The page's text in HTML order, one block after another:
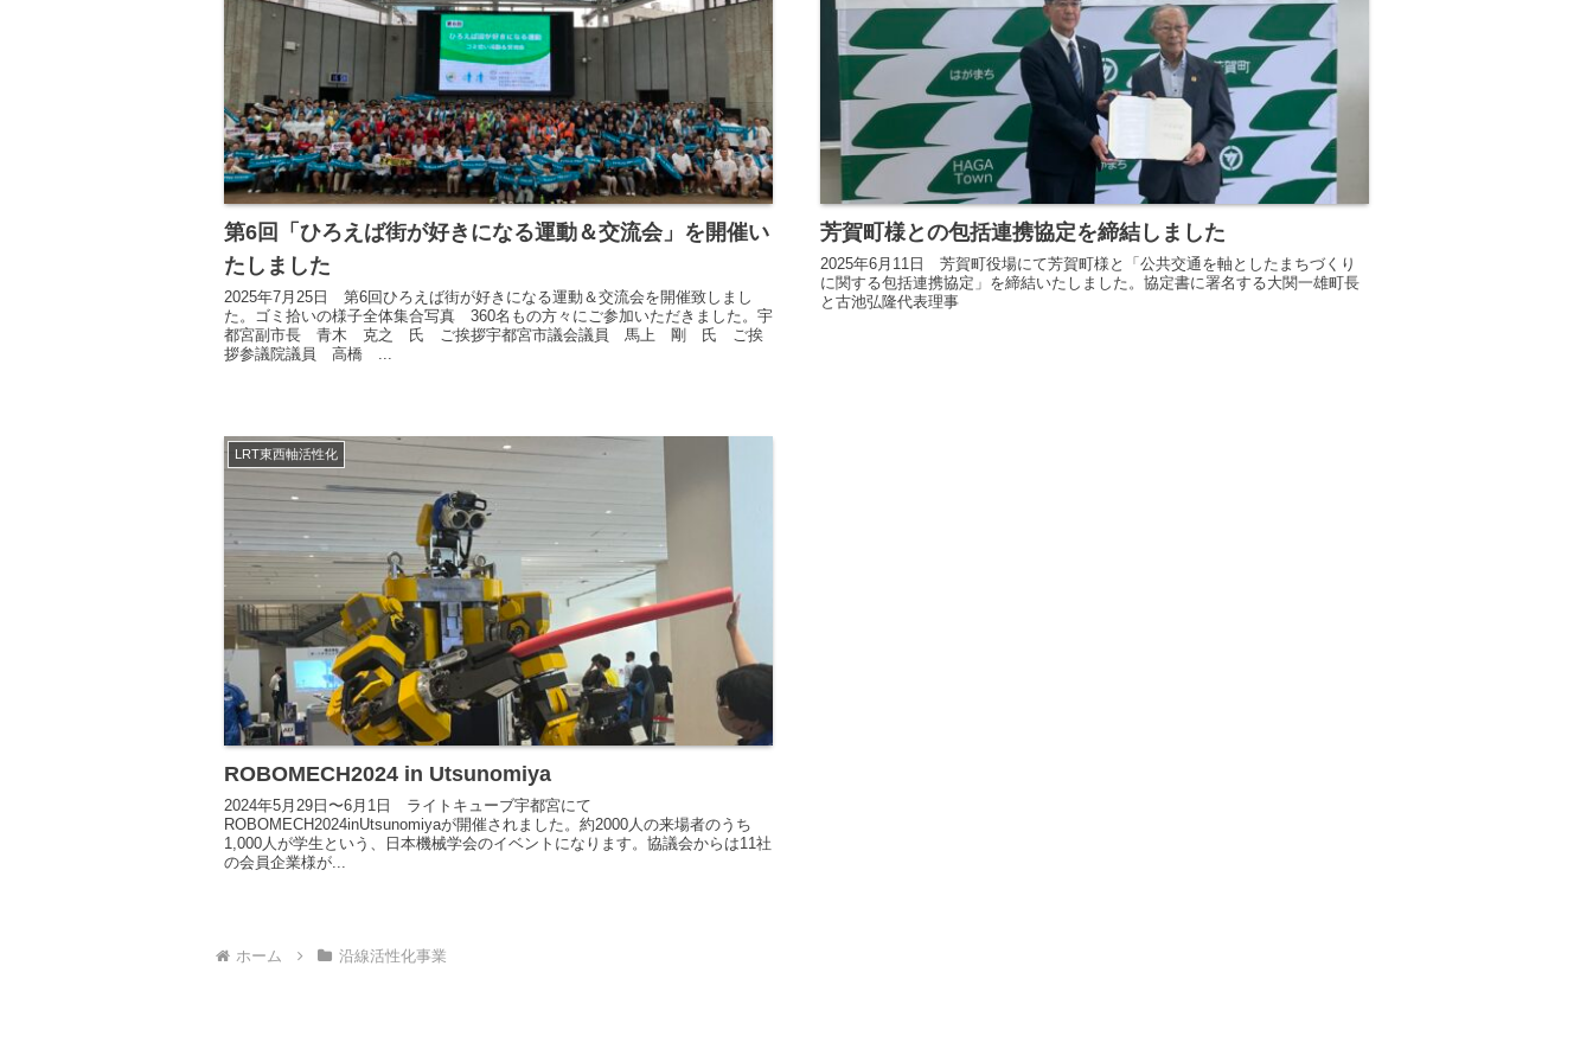
第6回「ひろえば街が好きになる運動＆交流会」を開催い
たしました
2025年7月25日 第6回ひろえば街が好きになる運動＆交流会を開催致しまし
た。ゴミ拾いの様子全体集合写真 360名もの方々にご参加いただきました。宇
都宮副市長 青木 克之 氏 ご挨拶宇都宮市議会議員 馬上 剛 氏 ご挨
拶参議院議員 高橋 ...
芳賀町様との包括連携協定を締結しました
2025年6月11日 芳賀町役場にて芳賀町様と「公共交通を軸としたまちづくり
に関する包括連携協定」を締結いたしました。協定書に署名する大関一雄町長
と古池弘隆代表理事
LRT東西軸活性化
ROBOMECH2024 in Utsunomiya
2024年5月29日〜6月1日 ライトキューブ宇都宮にて
ROBOMECH2024inUtsunomiyaが開催されました。約2000人の来場者のうち
1,000人が学生という、日本機械学会のイベントになります。協議会からは11社
の会員企業様が...
ホーム 沿線活性化事業